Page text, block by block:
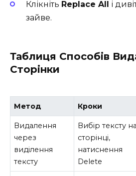
Клікніть Replace All і
зайве.
Таблиця Способів
Сторінки
Метод Кроки
Видалення
через
виділення
тексту
Вибір тексту на
сторінці,
натиснення
Delete